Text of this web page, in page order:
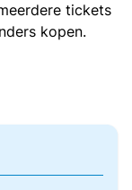
tickets
kopen.